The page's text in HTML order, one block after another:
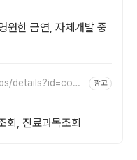
원한 금연, 자체개발 중
details?id=com.
광고
회, 진료과목조회